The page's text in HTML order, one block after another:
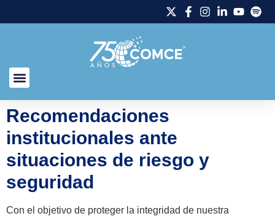
Recomendaciones
institucionales ante
situaciones de riesgo y
seguridad
Con el objetivo de proteger la integridad de nuestra